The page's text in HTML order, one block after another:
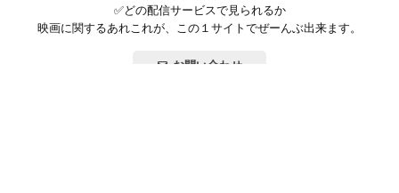
✅どの配信サービスで見られるか
映画に関するあれこれが、この１サイトでぜーんぶ出来ます。
お問い合わせ